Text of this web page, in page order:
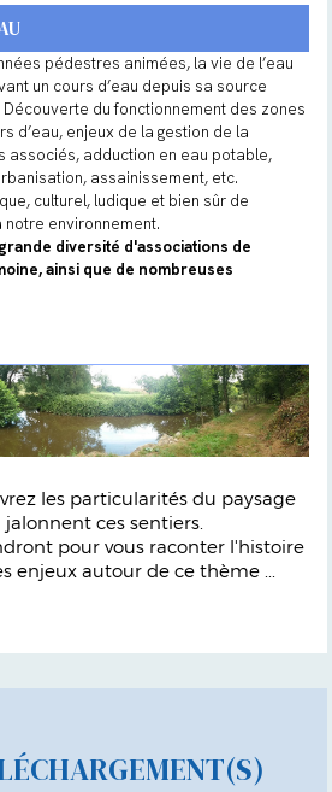
pédestres animées, la vie de l’eau
un cours d’eau depuis sa source
du fonctionnement des zones
d’eau, enjeux de la gestion de la
associés, adduction en eau potable,
assainissement, etc.
culturel, ludique et bien sûr de
notre environnement.
diversité d'associations de
ainsi que de nombreuses
les particularités du paysage
ces sentiers.
pour vous raconter l'histoire
enjeux autour de ce thème ...